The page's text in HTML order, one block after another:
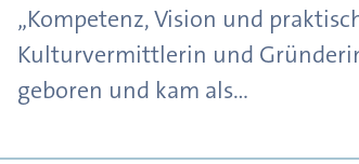
„Kompetenz, Vision und
Kulturvermittlerin und Gründerin
geboren und kam als…